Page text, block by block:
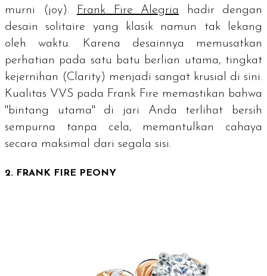
murni ( joy). Frank Fire Alegria hadir dengan
desain solitaire yang klasik namun tak lekang
oleh waktu. Karena desainnya memusatkan
perhatian pada satu batu berlian utama, tingkat
kejernihan (Clarity) menjadi sangat krusial di sini.
Kualitas VVS pada Frank Fire memastikan bahwa
"bintang utama" di jari Anda terlihat bersih
sempurna tanpa cela, memantulkan cahaya
secara maksimal dari segala sisi.
2. FRANK FIRE PEONY